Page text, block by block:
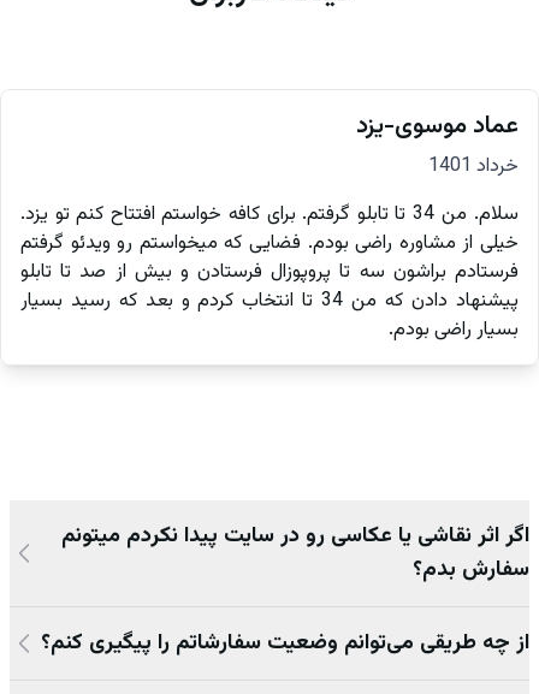
عماد موسوی-یزد
خرداد 1401
سلام. من 34 تا تابلو گرفتم. برای کافه خواستم افتتاح کنم تو یزد.
خیلی از مشاوره راضی بودم. فضایی که میخواستم رو ویدئو گرفتم
فرستادم براشون سه تا پروپوزال فرستادن و بیش از صد تا تابلو
پیشنهاد دادن که من 34 تا انتخاب کردم و بعد که رسید بسیار
بسیار راضی بودم.
اگر اثر نقاشی یا عکاسی رو در سایت پیدا نکردم میتونم
سفارش بدم؟
از چه طریقی می‌توانم وضعیت سفارشاتم را پیگیری کنم؟